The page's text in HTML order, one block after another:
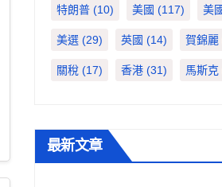
特朗普 (10) 美國 (117) 美
美選 (29) 英國 (14) 賀錦麗
關稅 (17) 香港 (31) 馬斯克
最新文章